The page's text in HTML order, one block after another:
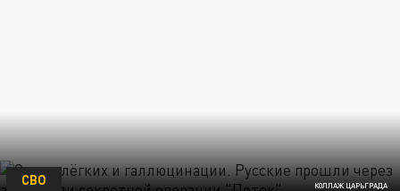
КОЛЛАЖ ЦАРЬГРАДА
СВО